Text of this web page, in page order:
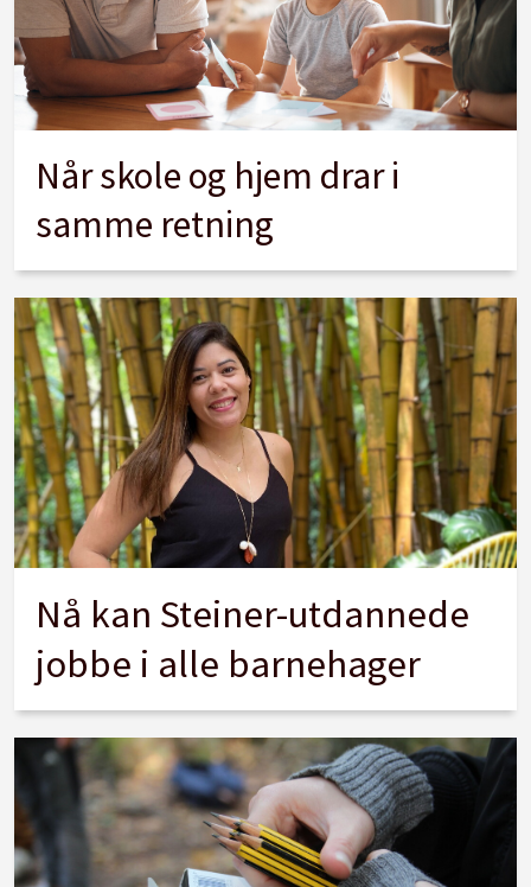
Når skole og hjem drar i
samme retning
Nå kan Steiner-utdannede
jobbe i alle barnehager